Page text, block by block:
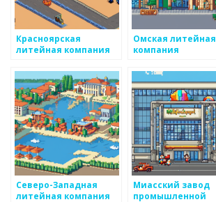
Красноярская
литейная компания
Омская литейная
компания
Северо-Западная
литейная компания
Миасский завод
промышленной